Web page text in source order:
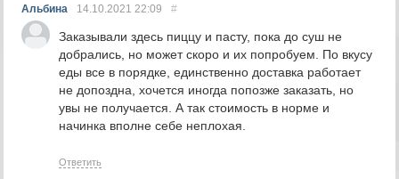
Альбина 14.10.2021 22:09 #
Заказывали здесь пиццу и пасту, пока до суш не
добрались, но может скоро и их попробуем. По вкусу
еды все в порядке, единственно доставка работает
не допоздна, хочется иногда попозже заказать, но
увы не получается. А так стоимость в норме и
начинка вполне себе неплохая.
Ответить